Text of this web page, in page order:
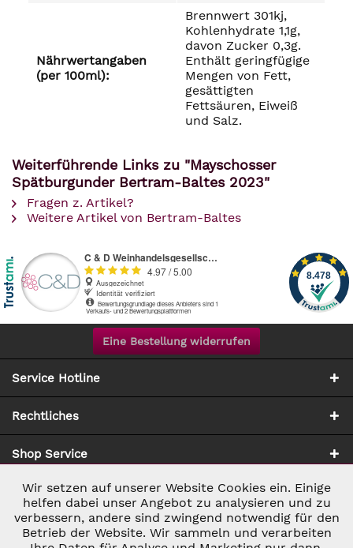
Nährwertangaben
(per 100ml):
Brennwert 301kj,
Kohlenhydrate 1,1g,
davon Zucker 0,3g.
Enthält geringfügige
Mengen von Fett,
gesättigten
Fettsäuren, Eiweiß
und Salz.
Weiterführende Links zu "Mayschosser
Spätburgunder Bertram-Baltes 2023"
Fragen z. Artikel?
Weitere Artikel von Bertram-Baltes
Eine Bestellung widerrufen
Service Hotline
Rechtliches
Shop Service
Zahlung & Versand
Notwendig Aktiv
Marketing Inaktiv
Wir setzen auf unserer Website Cookies ein. Einige
helfen dabei unser Angebot zu analysieren und zu
verbessern, andere sind zwingend notwendig für den
Betrieb der Website. Wir sammeln und verarbeiten